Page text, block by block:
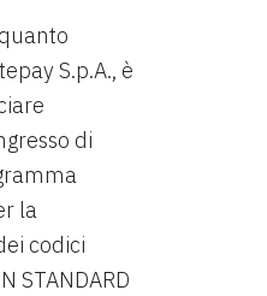
S.p.A., è
di
la
codici
STANDARD